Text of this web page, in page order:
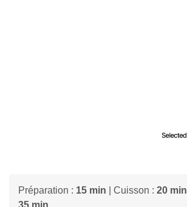
Préparation : 15 min | Cuisson : 20 min